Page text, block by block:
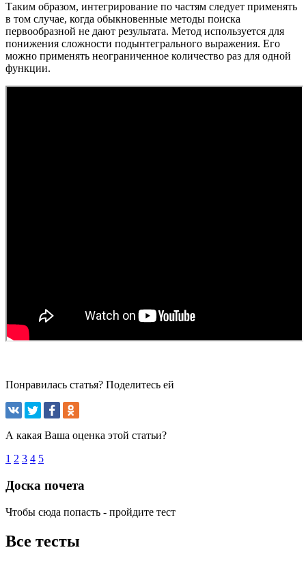
Таким образом, интегрирование по частям следует применять
в том случае, когда обыкновенные методы поиска
первообразной не дают результата. Метод используется для
понижения сложности подынтегрального выражения. Его
можно применять неограниченное количество раз для одной
функции.
Понравилась статья? Поделитесь ей
А какая Ваша оценка этой статьи?
1 2 3 4 5
Доска почета
Чтобы сюда попасть - пройдите тест
Все тесты